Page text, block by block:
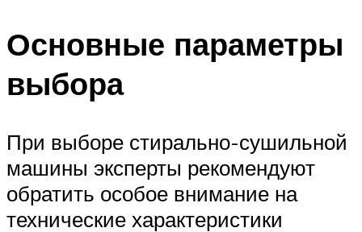
Основные параметры
выбора
При выборе стирально-​сушильной
машины эксперты рекомендуют
обратить особое внимание на
технические характеристики